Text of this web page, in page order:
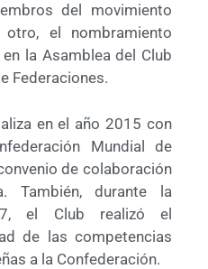
del movimiento
el nombramiento
la Asamblea del Club
Federaciones.
en el año 2015 con
Mundial de
de colaboración
También, durante la
el Club realizó el
de las competencias
a la Confederación.